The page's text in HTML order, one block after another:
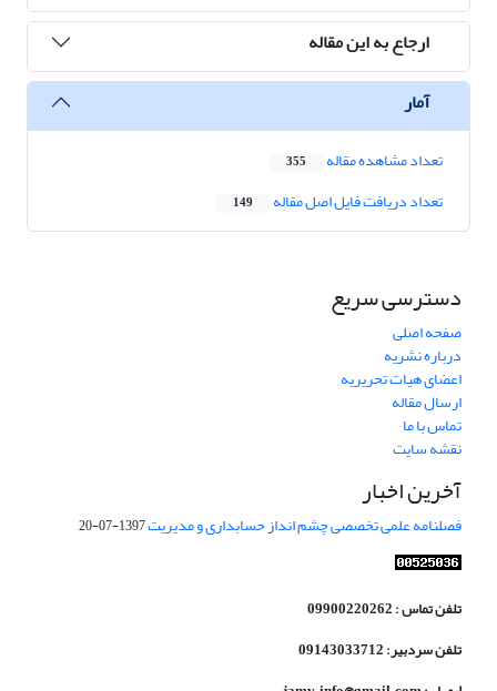
ارجاع به این مقاله
آمار
تعداد مشاهده مقاله 355
تعداد دریافت فایل اصل مقاله 149
دسترسی سریع
صفحه اصلی
درباره نشریه
اعضای هیات تحریریه
ارسال مقاله
تماس با ما
نقشه سایت
آخرین اخبار
فصلنامه علمی تخصصی چشم انداز حسابداری و مدیریت1397-07-20
تلفن تماس : 09900220262
تلفن سردبیر: 09143033712